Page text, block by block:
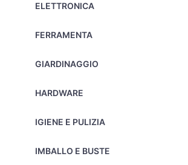
ELETTRONICA
FERRAMENTA
GIARDINAGGIO
HARDWARE
IGIENE E PULIZIA
IMBALLO E BUSTE